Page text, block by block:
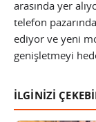
arasında yer
telefon
ediyor ve yeni
genişletmeyi
İLGİNİZİ